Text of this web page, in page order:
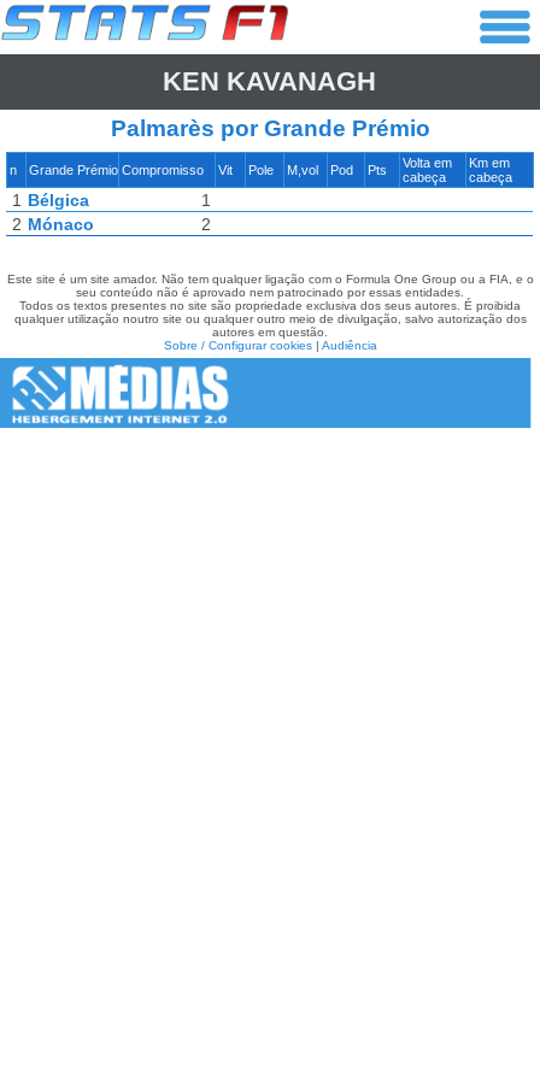
KEN KAVANAGH
Palmarès por Grande Prémio
n Grande Prémio Compromisso Vit Pole M,vol Pod Pts
Volta em
cabeça
Km em
cabeça
1 Bélgica
1
2 Mónaco 2
Este site é um site amador. Não tem qualquer ligação com o Formula One Group ou a FIA, e o
seu conteúdo não é aprovado nem patrocinado por essas entidades.
Todos os textos presentes no site são propriedade exclusiva dos seus autores. É proibida
qualquer utilização noutro site ou qualquer outro meio de divulgação, salvo autorização dos
autores em questão.
Sobre / Configurar cookies| Audiência